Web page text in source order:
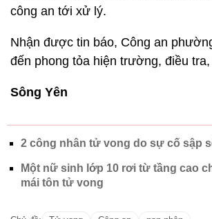
công an tới xử lý.
Nhận được tin báo, Công an
đến phong tỏa hiện trường, điều
Sông Yên
2 công nhân tử vong do sự cố sập
Một nữ sinh lớp 10 rơi từ tầng cao
mái tôn tử vong